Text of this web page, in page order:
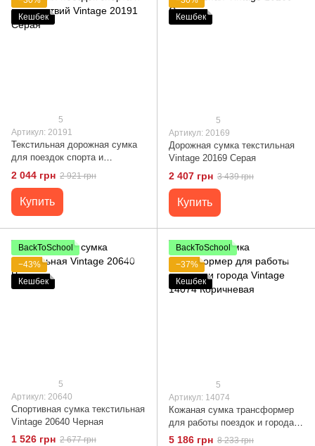
Кешбек
5
Артикул: 20191
Текстильная дорожная сумка
для поездок спорта и
путешествий Vintage 20191
2 044 грн 2 921 грн
Купить
Кешбек
5
Артикул: 20169
Дорожная сумка текстильная
Vintage 20169 Серая
2 407 грн 3 439 грн
Купить
BackToSchool
−43%
Кешбек
5
Артикул: 20640
Спортивная сумка текстильная
Vintage 20640 Черная
1 526 грн 2 677 грн
BackToSchool
−37%
Кешбек
5
Артикул: 14074
Кожаная сумка трансформер
для работы поездок и города
Vintage 14074 Коричневая
5 186 грн 8 233 грн